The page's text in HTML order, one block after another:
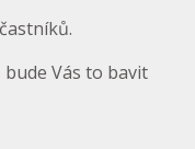
Vás to bavit